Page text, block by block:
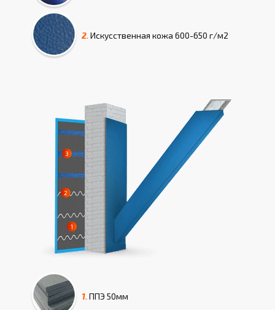
2. Искусcтвенная кожа 600-650 г/м2
1. ППЭ 50мм